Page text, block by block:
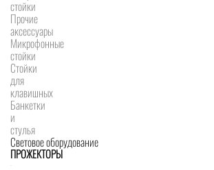
стойки
Прочие
аксессуары
Микрофонные
стойки
Стойки
для
клавишных
Банкетки
и
стулья
Световое оборудование
ПРОЖЕКТОРЫ